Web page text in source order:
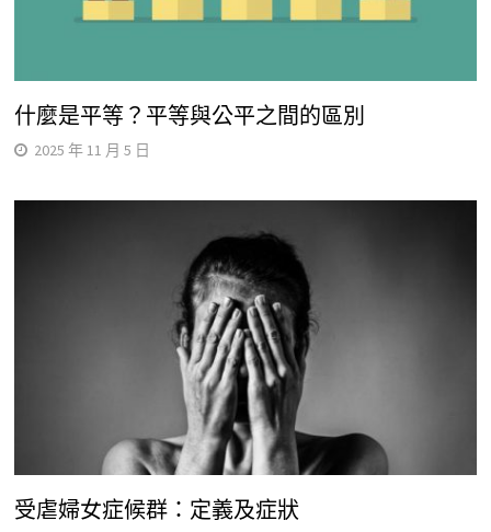
什麼是平等？平等與公平之間的區別
2025 年 11 月 5 日
受虐婦女症候群：定義及症狀